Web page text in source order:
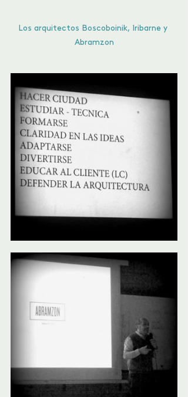
Los arquitectos Boscoboinik, Iribarne y
Abramzon